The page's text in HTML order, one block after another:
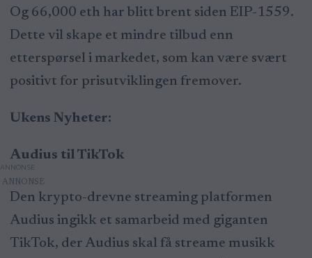
Og 66,000 eth har blitt brent siden EIP-1559.
Dette vil skape et mindre tilbud enn
etterspørsel i markedet, som kan være svært
positivt for prisutviklingen fremover.
Ukens Nyheter:
Audius til TikTok
ANNONSE
Den krypto-drevne streaming platformen
Audius ingikk et samarbeid med giganten
TikTok, der Audius skal få streame musikk